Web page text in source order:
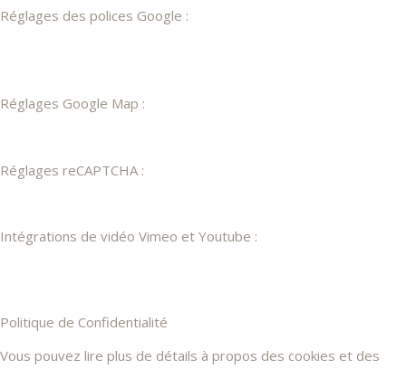
Réglages des polices Google :
Réglages Google Map :
Réglages reCAPTCHA :
Intégrations de vidéo Vimeo et Youtube :
Politique de Confidentialité
Vous pouvez lire plus de détails à propos des cookies et des